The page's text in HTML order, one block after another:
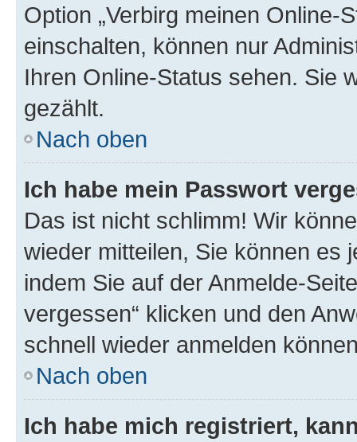
Option „Verbirg meinen Online-
einschalten, können nur
Ihren Online-Status sehen. Sie
gezählt.
Nach oben
Ich habe mein Passwort
Das ist nicht schlimm! Wir
wieder mitteilen, Sie können es
indem Sie auf der Anmelde-
vergessen“ klicken und den
schnell wieder anmelden
Nach oben
Ich habe mich registriert,